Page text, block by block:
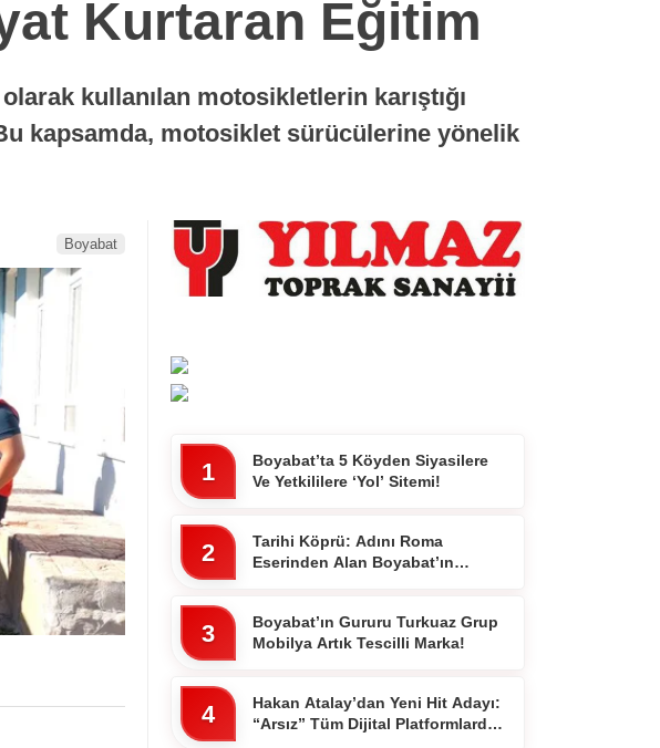
Kurtaran Eğitim
kullanılan motosikletlerin karıştığı
kapsamda, motosiklet sürücülerine yönelik
Boyabat
1
Boyabat’ta 5 Köyden Siyasilere
Ve Yetkililere ‘Yol’ Sitemi!
2
Tarihi Köprü: Adını Roma
Eserinden Alan Boyabat’ın
3
Boyabat’ın Gururu Turkuaz Grup
Mobilya Artık Tescilli Marka!
4
Hakan Atalay’dan Yeni Hit Adayı:
“Arsız” Tüm Dijital Platformlarda